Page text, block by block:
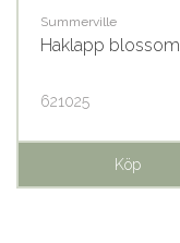
Summerville
Haklapp blossom
621025
Köp